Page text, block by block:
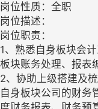
岗位性质：全职
岗位描述：
岗位职责：
1、熟悉自身板块会
板块账务处理、报表
2、协助上级搭建及
自身板块公司的财务